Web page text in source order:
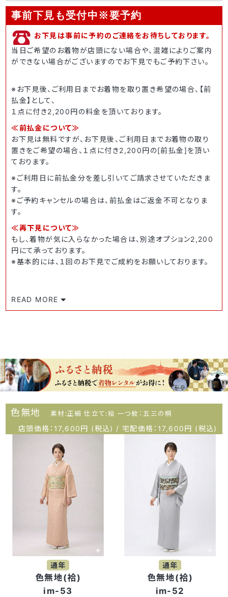
事前下見も受付中※要予約
お下見は事前に予約のご連絡をお待ちしております。
当日ご希望のお着物が店頭にない場合や、混雑によりご案内
ができない場合がございますのでお下見でもご予約下さい。
※お下見後、ご利用日までお着物を取り置き希望の場合、【前
払金】として、
１点に付き2,200円の料金を頂いております。
≪前払金について≫
お下見は無料ですが、お下見後、ご利用日までお着物の取り
置きをご希望の場合、１点に付き2,200円の[前払金]を頂い
ております。
※ご利用日に前払金分を差し引いてご請求させていただきま
す。
※ご予約キャンセルの場合は、前払金はご返金不可となりま
す。
≪再下見について≫
もし、着物が気に入らなかった場合は、別途オプション2,200
円にて承っております。
※基本的には、１回のお下見でご成約をお願いしております。
READ MORE
色無地 素材:正絹 仕立て:袷 一つ紋：五三の桐
店頭価格：17,600円 (税込) / 宅配価格：17,600円 (税込)
通年
色無地(袷)
im-53
通年
色無地(袷)
im-52